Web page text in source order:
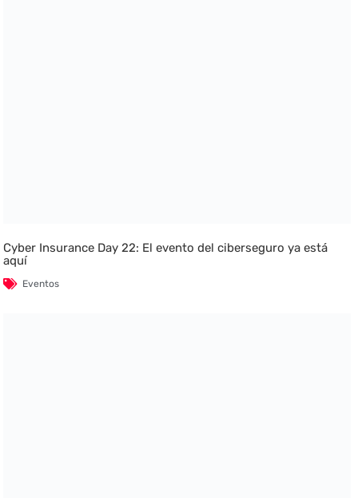
Cyber Insurance Day 22: El evento del ciberseguro ya está
aquí
Eventos